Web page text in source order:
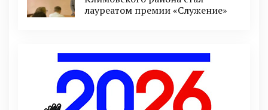
лауреатом премии «Служение»